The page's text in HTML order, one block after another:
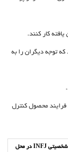
کار کنند.
توجه دیگران را به
محصول کنترل
نقاط ضعف تیپ شخصیتی INFJ در محل